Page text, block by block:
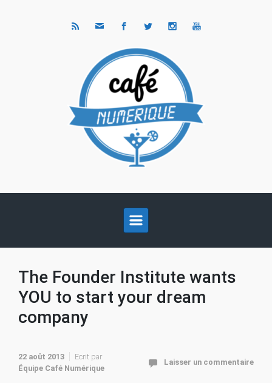
The Founder Institute wants
YOU to start your dream
company
22 août 2013
Ecrit par
Équipe Café Numérique
Laisser un commentaire